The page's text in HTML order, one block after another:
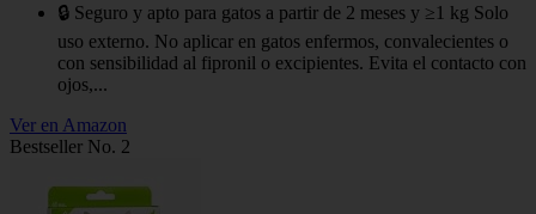
🔒 Seguro y apto para gatos a partir de 2 meses y ≥1 kg Solo
uso externo. No aplicar en gatos enfermos, convalecientes o
con sensibilidad al fipronil o excipientes. Evita el contacto con
ojos,...
Ver en Amazon
Bestseller No. 2